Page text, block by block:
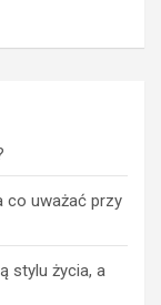
co uważać przy
stylu życia, a